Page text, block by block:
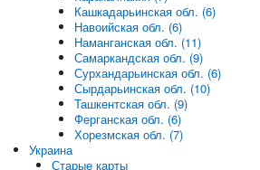
Кашкадарьинская обл. (6)
Навоийская обл. (6)
Наманганская обл. (11)
Самаркандская обл. (9)
Сурхандарьинская обл. (6)
Сырдарьинская обл. (10)
Ташкентская обл. (9)
Ферганская обл. (6)
Хорезмская обл. (7)
Украина
Старые карты